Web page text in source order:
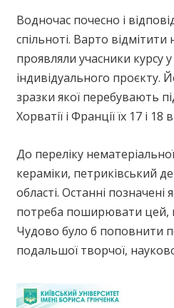
Водночас почесно і
спільноті. Варто
проявляли учасники курсу
індивідуального проєкту.
зразки якої перебувають
Хорватії і Франції їх 17 і
До переліку
кераміки, петриківський
області. Останні
потреба поширювати цей,
Чудово було б поповнити
подальшої творчої,